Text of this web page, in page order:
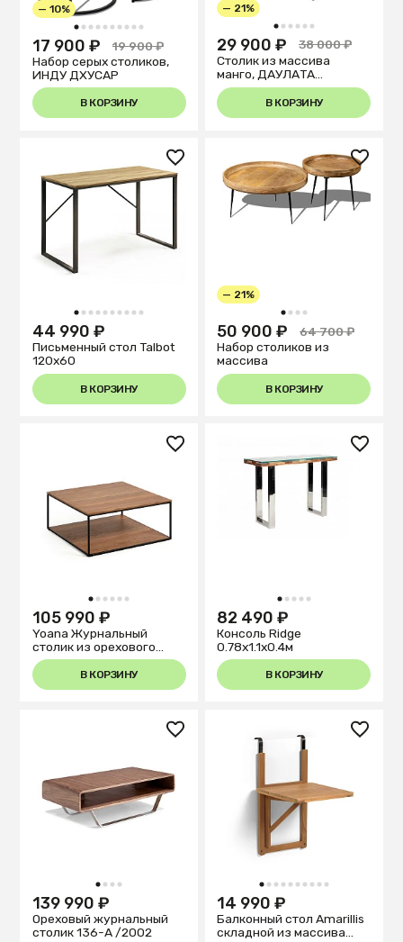
1 2 3 4 5 6 7 8 9 10
— 10%
17 900 ₽
19 900 ₽
Набор серых столиков,
ИНДУ ДХУСАР
В КОРЗИНУ
1 2 3 4 5 6
— 21%
29 900 ₽
38 000 ₽
Столик из массива
манго, ДАУЛАТА
Шоколад
В КОРЗИНУ
1 2 3 4 5 6 7 8 9 10
44 990 ₽
Письменный стол Talbot
120x60
В КОРЗИНУ
1 2 3 4
— 21%
50 900 ₽
64 700 ₽
Набор столиков из
массива
В КОРЗИНУ
1 2 3 4 5 6
105 990 ₽
Yoana Журнальный
столик из орехового
шпона и черного металла
80 x 80 смВ КОРЗИНУ
1 2 3 4 5
82 490 ₽
Консоль Ridge
0.78x1.1x0.4м
В КОРЗИНУ
1 2 3 4
139 990 ₽
Ореховый журнальный
столик 136-A /2002
1 2 3 4 5 6 7 8 9 10
14 990 ₽
Балконный стол Amarillis
складной из массива